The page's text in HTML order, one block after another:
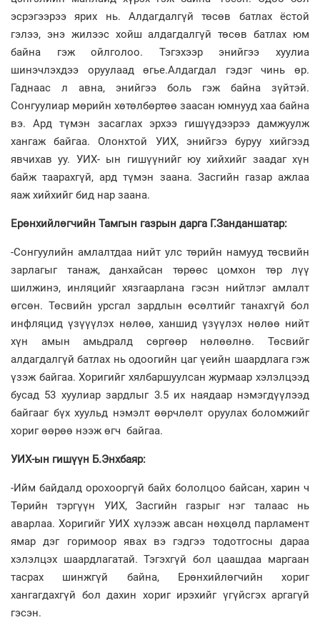
эсрэгээрээ ярих нь. Алдагдалгүй төсөв батлах ёстой
гэлээ, энэ жилээс хойш алдагдалгүй төсөв батлах юм
байна гэж ойлголоо. Тэгэхээр энийгээ хуулиа
шинэчлэхдээ оруулаад өгье.Алдагдал гэдэг чинь өр.
Гаднаас л авна, энийгээ боль гэж байна зүйтэй.
Сонгуулиар мөрийн хөтөлбөртөө заасан юмнууд хаа байна
вэ. Ард түмэн засаглах эрхээ гишүүдээрээ дамжуулж
хангаж байгаа. Олонхтой УИХ, энийгээ буруу хийгээд
явчихав уу. УИХ- ын гишүүнийг юу хийхийг заадаг хүн
байж таарахгүй, ард түмэн заана. Засгийн газар ажлаа
яаж хийхийг бид нар заана.
Ерөнхийлөгчийн Тамгын газрын дарга Г.Занданшатар:
-Сонгуулийн амлалтдаа нийт улс төрийн намууд төсвийн
зарлагыг танаж, данхайсан төрөөс цомхон төр лүү
шилжинэ, инляцийг хязгаарлана гэсэн нийтлэг амлалт
өгсөн. Төсвийн урсгал зардлын өсөлтийг танахгүй бол
инфляцид үзүүүлэх нөлөө, ханшид үзүүлэх нөлөө нийт
хүн амын амьдралд сөргөөр нөлөөлнө. Төсвийг
алдагдалгүй батлах нь одоогийн цаг үеийн шаардлага гэж
үзэж байгаа. Хоригийг хялбаршуулсан журмаар хэлэлцээд
бусад 53 хуулиар зардлыг 3.5 их наядаар нэмэгдүүлээд
байгааг бүх хуульд нэмэлт өөрчлөлт оруулах боломжийг
хориг өөрөө нээж өгч байгаа.
УИХ-ын гишүүн Б.Энхбаяр:
-Ийм байдалд орохооргүй байх бололцоо байсан, харин ч
Төрийн тэргүүн УИХ, Засгийн газрыг нэг талаас нь
аварлаа. Хоригийг УИХ хүлээж авсан нөхцөлд парламент
ямар дэг горимоор явах вэ гэдгээ тодотгосны дараа
хэлэлцэх шаардлагатай. Тэгэхгүй бол цаашдаа маргаан
тасрах шинжгүй байна, Ерөнхийлөгчийн хориг
хангагдахгүй бол дахин хориг ирэхийг үгүйсгэх аргагүй
гэсэн.